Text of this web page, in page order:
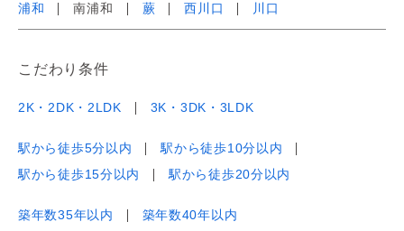
浦和 南浦和 蕨 西川口 川口
こだわり条件
2K・2DK・2LDK 3K・3DK・3LDK
駅から徒歩5分以内
駅から徒歩10分以内
駅から徒歩15分以内
駅から徒歩20分以内
築年数35年以内 築年数40年以内